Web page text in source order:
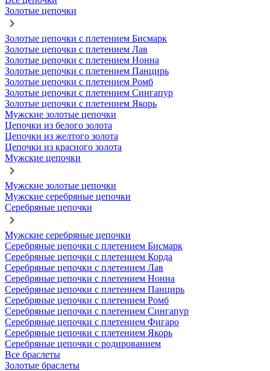
Золотые цепочки
Золотые цепочки с плетением Бисмарк
Золотые цепочки с плетением Лав
Золотые цепочки с плетением Нонна
Золотые цепочки с плетением Панцирь
Золотые цепочки с плетением Ромб
Золотые цепочки с плетением Сингапур
Золотые цепочки с плетением Якорь
Мужские золотые цепочки
Цепочки из белого золота
Цепочки из желтого золота
Цепочки из красного золота
Мужские цепочки
Мужские золотые цепочки
Мужские серебряные цепочки
Серебряные цепочки
Мужские серебряные цепочки
Серебряные цепочки с плетением Бисмарк
Серебряные цепочки с плетением Корда
Серебряные цепочки с плетением Лав
Серебряные цепочки с плетением Нонна
Серебряные цепочки с плетением Панцирь
Серебряные цепочки с плетением Ромб
Серебряные цепочки с плетением Сингапур
Серебряные цепочки с плетением Фигаро
Серебряные цепочки с плетением Якорь
Серебряные цепочки с родированием
Все браслеты
Золотые браслеты